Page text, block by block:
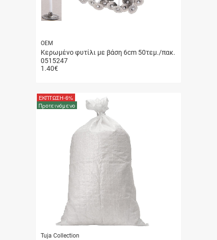
ΟΕΜ
Κερωμένο φυτίλι με βάση 6cm 50τεμ./πακ.
0515247
1.40€
Tuja Collection
ΕΚΠΤΩΣΗ-6%
Προτεινόμενο